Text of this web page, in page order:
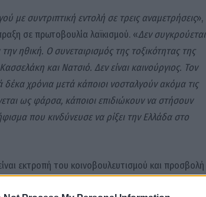
με συντριπτική εντολή σε τρεις αναμετρήσεις»,
σε πρωτοβουλία λαϊκισμού. «Δεν συγκρούεται
ηθική. Ο συνεταιρισμός της τοξικότητας της
και Νατσιό. Δεν είναι καινούργιος. Τον
χρόνια μετά κάποιοι νοσταλγούν ακόμα τις
ως φάρσα, κάποιοι επιδιώκουν να στήσουν
που κινδύνευσε να ρίξει την Ελλάδα στο
εκτροπή του κοινοβουλευτισμού και προσβολή